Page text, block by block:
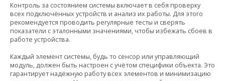
Контроль за состоянием системы включает в себя проверку
всех подключённых устройств и анализ их работы. Для этого
рекомендуется проводить регулярные тесты и сверять
показатели с эталонными значениями, чтобы избежать сбоев в
работе устройства.
Каждый элемент системы, будь то сенсор или управляющий
модуль, должен быть настроен с учётом специфики объекта. Это
гарантирует надёжную работу всех элементов и минимизацию